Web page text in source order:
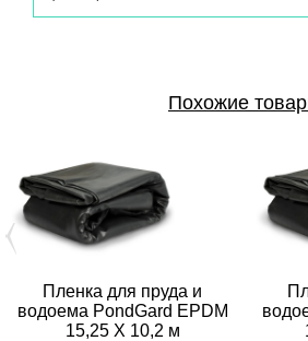
Похожие
Пленка для пруда и
водоема PondGard EPDM
15,25 X 10,2 м